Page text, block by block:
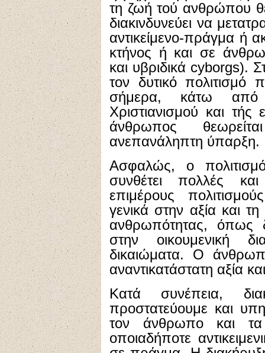
τη ζωή τού ανθρώπου
διακινδυνεύει να
αντικείμενο-πράγμα ή
κτήνος ή και σε
και υβριδικά cyborgs).
τον δυτικό πολιτισμό
σήμερα, κάτω από
Χριστιανισμού και τής
άνθρωπος
ανεπανάληπτη ύπαρξη.
Ασφαλώς, ο
συνθέτει πολλές
επιμέρους
γενικά στην αξία και
ανθρωπότητας, όπως
στην οικουμενική
δικαιώματα. Ο
αναντικατάστατη αξία
Κατά συνέπεια,
προστατεύουμε και
τον άνθρωπο και
οποιαδήποτε